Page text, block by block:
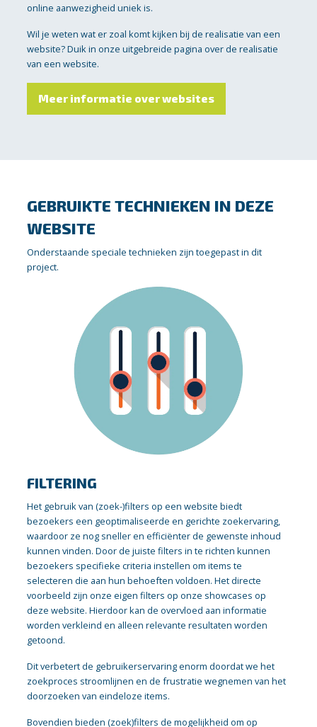
online aanwezigheid uniek is.
Wil je weten wat er zoal komt kijken bij de realisatie van een
website? Duik in onze uitgebreide pagina over de realisatie
van een website.
Meer informatie over websites
GEBRUIKTE TECHNIEKEN IN DEZE
WEBSITE
Onderstaande speciale technieken zijn toegepast in dit
project.
FILTERING
Het gebruik van (zoek-)filters op een website biedt
bezoekers een geoptimaliseerde en gerichte zoekervaring,
waardoor ze nog sneller en efficiënter de gewenste inhoud
kunnen vinden. Door de juiste filters in te richten kunnen
bezoekers specifieke criteria instellen om items te
selecteren die aan hun behoeften voldoen. Het directe
voorbeeld zijn onze eigen filters op onze showcases op
deze website. Hierdoor kan de overvloed aan informatie
worden verkleind en alleen relevante resultaten worden
getoond.
Dit verbetert de gebruikerservaring enorm doordat we het
zoekproces stroomlijnen en de frustratie wegnemen van het
doorzoeken van eindeloze items.
Bovendien bieden (zoek)filters de mogelijkheid om op